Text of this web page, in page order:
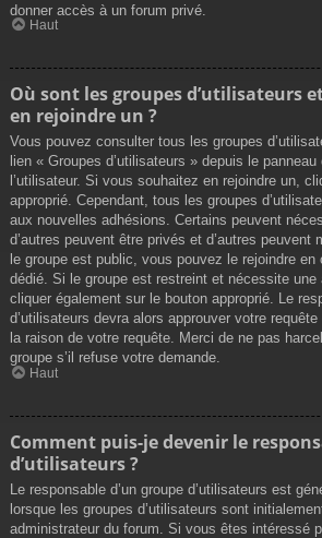
donner accès à un forum privé.
Haut
Où sont les groupes d’utilisateurs
en rejoindre un ?
Vous pouvez consulter tous les groupes
lien « Groupes d’utilisateurs » depuis le
l’utilisateur. Si vous souhaitez en rejoindre un,
approprié. Cependant, tous les groupes
aux nouvelles adhésions. Certains peuvent
d’autres peuvent être privés et d’autres peuvent
le groupe est public, vous pouvez le rejoindre
dédié. Si le groupe est restreint et nécessite une
cliquer également sur le bouton approprié. Le
d’utilisateurs devra alors approuver votre
la raison de votre requête. Merci de ne pas
groupe s’il refuse votre demande.
Haut
Comment puis-je devenir le
d’utilisateurs ?
Le responsable d’un groupe d’utilisateurs est
lorsque les groupes d’utilisateurs sont
administrateur du forum. Si vous êtes intéressé